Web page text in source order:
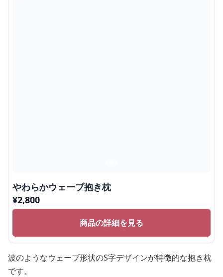
やわらかウェーブ抱き枕
¥2,800
商品の詳細を見る
波のようなウェーブ形状のS字デザインが特徴的な抱き枕
です。